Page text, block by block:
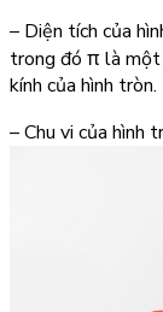
– Diện tích của
trong đó π là một
kính của hình tròn.
– Chu vi của hình